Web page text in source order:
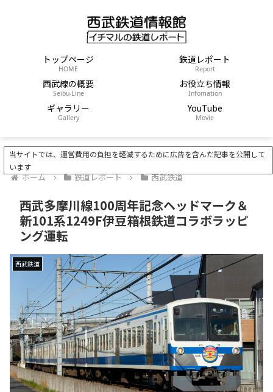
トップページ
HOME
鉄道レポート
Report
西武線の概要
Seibu-Line
お役立ち情報
Infomation
ギャラリー
Gallery
YouTube
Movie
当サイトでは、運営費用の負担を軽減するために広告を含んだ記事を公開して
います
ホーム 鉄道レポート 西武鉄道
西武多摩川線100周年記念ヘッドマーク＆
新101系1249F伊豆箱根鉄道コラボラッピ
ング運転
西武鉄道